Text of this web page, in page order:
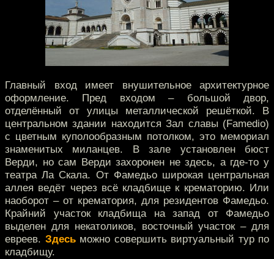
Главный вход имеет внушительное архитектурное
оформление. Пред входом – большой двор,
отделённый от улицы металлической решёткой. В
центральном здании находится Зал славы (Famedio)
с цветным куполообразным потолком, это мемориал
знаменитых миланцев. В зале установлен бюст
Верди, но сам Верди захоронен не здесь, а где-то у
театра Ла Скала. От Фамедьо широкая центральная
аллея ведёт через всё кладбище к крематорию. Или
наоборот – от крематория, для резидентов Фамедьо.
Крайний участок кладбища на запад от Фамедьо
выделен для некатоликов, восточный участок – для
евреев. Здесьможно совершить виртуальный тур по
кладбищу.